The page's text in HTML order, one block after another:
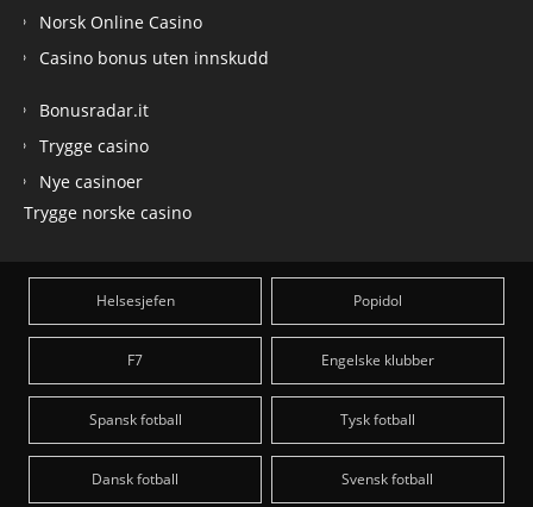
Norsk Online Casino
Casino bonus uten innskudd
Bonusradar.it
Trygge casino
Nye casinoer
Trygge norske casino
Helsesjefen Popidol
F7 Engelske klubber
Spansk fotball Tysk fotball
Dansk fotball Svensk fotball